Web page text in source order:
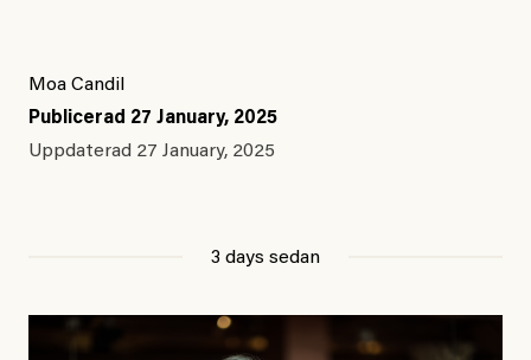
Moa Candil
Publicerad 27 January, 2025
Uppdaterad 27 January, 2025
3 days sedan